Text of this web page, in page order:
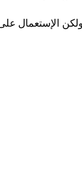
الإستعمال